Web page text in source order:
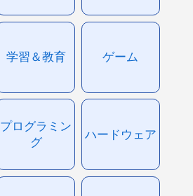
学習＆教育 ゲーム
プログラミン
グ
ハードウェア